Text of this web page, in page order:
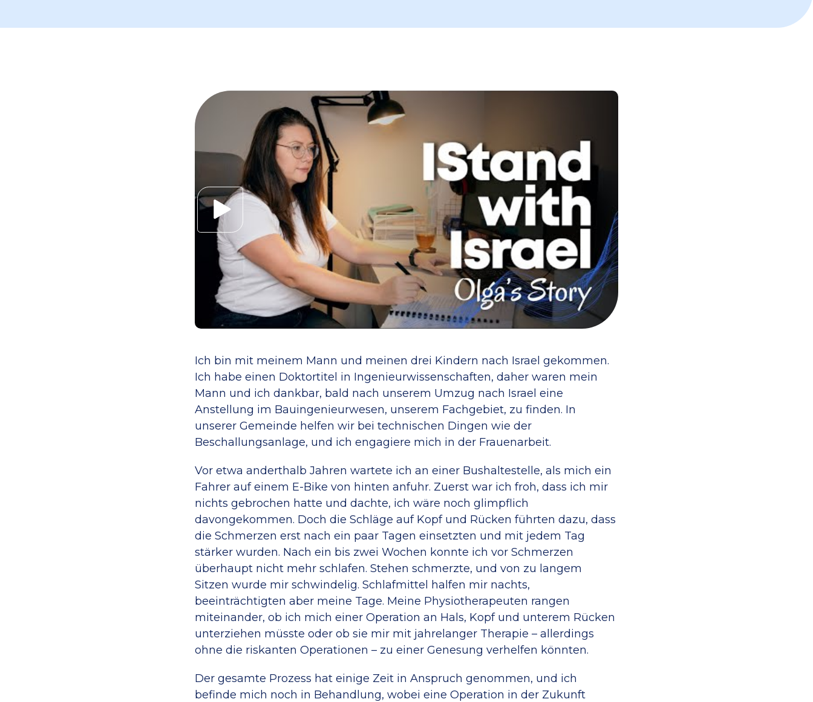
Ich bin mit meinem Mann und meinen drei Kindern nach Israel gekommen.
Ich habe einen Doktortitel in Ingenieurwissenschaften, daher waren mein
Mann und ich dankbar, bald nach unserem Umzug nach Israel eine
Anstellung im Bauingenieurwesen, unserem Fachgebiet, zu finden. In
unserer Gemeinde helfen wir bei technischen Dingen wie der
Beschallungsanlage, und ich engagiere mich in der Frauenarbeit.
Vor etwa anderthalb Jahren wartete ich an einer Bushaltestelle, als mich ein
Fahrer auf einem E-Bike von hinten anfuhr. Zuerst war ich froh, dass ich mir
nichts gebrochen hatte und dachte, ich wäre noch glimpflich
davongekommen. Doch die Schläge auf Kopf und Rücken führten dazu, dass
die Schmerzen erst nach ein paar Tagen einsetzten und mit jedem Tag
stärker wurden. Nach ein bis zwei Wochen konnte ich vor Schmerzen
überhaupt nicht mehr schlafen. Stehen schmerzte, und von zu langem
Sitzen wurde mir schwindelig. Schlafmittel halfen mir nachts,
beeinträchtigten aber meine Tage. Meine Physiotherapeuten rangen
miteinander, ob ich mich einer Operation an Hals, Kopf und unterem Rücken
unterziehen müsste oder ob sie mir mit jahrelanger Therapie – allerdings
ohne die riskanten Operationen – zu einer Genesung verhelfen könnten.
Der gesamte Prozess hat einige Zeit in Anspruch genommen, und ich
befinde mich noch in Behandlung, wobei eine Operation in der Zukunft